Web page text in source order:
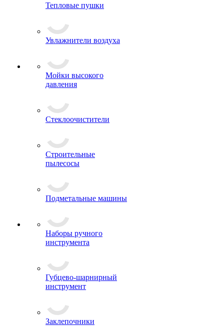
Тепловые пушки
Увлажнители воздуха
Мойки высокого
давления
Стеклоочистители
Строительные
пылесосы
Подметальные машины
Наборы ручного
инструмента
Губцево-шарнирный
инструмент
Заклепочники